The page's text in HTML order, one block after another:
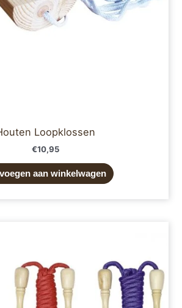
Loopklossen
€10,95
aan winkelwagen
meerdere
variaties.
Deze